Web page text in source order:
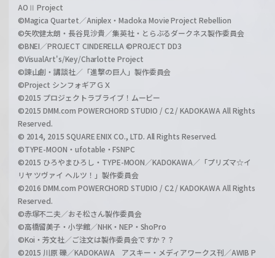
AOⅡ Project
©Magica Quartet／Aniplex・Madoka Movie Project Rebellion
©矢吹健太朗・長谷見沙貴／集英社・とらぶるダークネス製作委員会
©BNEI／PROJECT CINDERELLA ©PROJECT DD3
©VisualArt's/Key/Charlotte Project
©諫山創・講談社／「進撃の巨人」製作委員会
©Project シンフォギアＧＸ
©2015 プロジェクトラブライブ！ムービー
©2015 DMM.com POWERCHORD STUDIO / C2 / KADOKAWA All Rights
Reserved.
© 2014, 2015 SQUARE ENIX CO., LTD. All Rights Reserved.
©TYPE-MOON・ufotable・FSNPC
©2015 ひろやまひろし・TYPE-MOON／KADOKAWA／「プリズマ☆イ
リヤ ツヴァイ ヘルツ！」製作委員会
©2016 DMM.com POWERCHORD STUDIO / C2 / KADOKAWA All Rights
Reserved.
©赤塚不二夫／おそ松さん製作委員会
©高橋留美子・小学館／NHK・NEP・ShoPro
©Koi・芳文社／ご注文は製作委員会ですか？？
©2015 川原 礫／KADOKAWA アスキー・メディアワークス刊／AWIB P